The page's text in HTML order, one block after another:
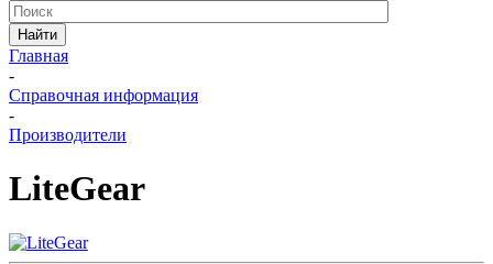
Найти
Главная
-
Справочная информация
-
Производители
LiteGear